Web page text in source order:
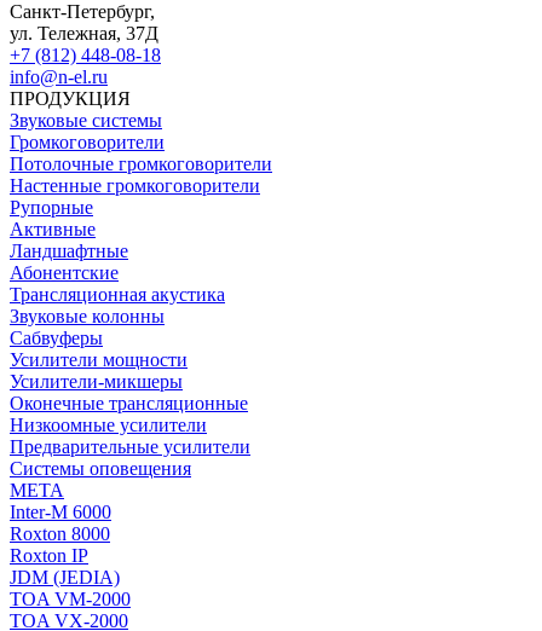
Санкт-Петербург,
ул. Тележная, 37Д
+7 (812) 448-08-18
info@n-el.ru
ПРОДУКЦИЯ
Звуковые системы
Громкоговорители
Потолочные громкоговорители
Настенные громкоговорители
Рупорные
Активные
Ландшафтные
Абонентские
Трансляционная акустика
Звуковые колонны
Сабвуферы
Усилители мощности
Усилители-микшеры
Оконечные трансляционные
Низкоомные усилители
Предварительные усилители
Системы оповещения
МЕТА
Inter-M 6000
Roxton 8000
Roxton IP
JDM (JEDIA)
TOA VM-2000
TOA VX-2000